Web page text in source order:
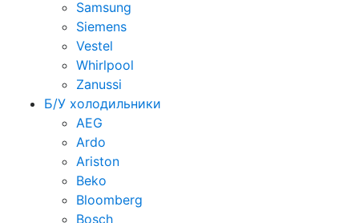
Samsung
Siemens
Vestel
Whirlpool
Zanussi
Б/У холодильники
AEG
Ardo
Ariston
Beko
Bloomberg
Bosch